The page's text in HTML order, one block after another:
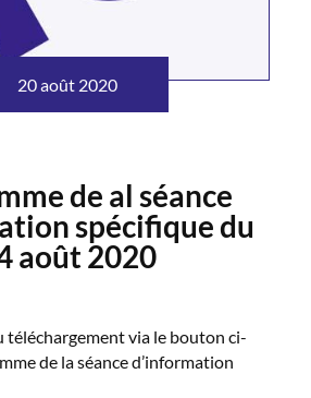
20 août 2020
de al séance
spécifique du
août 2020
téléchargement via le bouton ci-
de la séance d’information